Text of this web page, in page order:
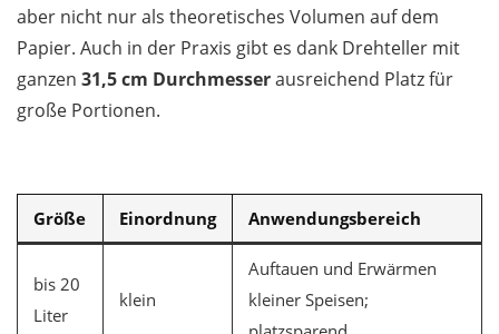
aber nicht nur als theoretisches Volumen auf dem
Papier. Auch in der Praxis gibt es dank Drehteller mit
ganzen 31,5 cm Durchmesserausreichend Platz für
große Portionen.
Größe Einordnung Anwendungsbereich
bis 20
Liter
klein
Auftauen und Erwärmen
kleiner Speisen;